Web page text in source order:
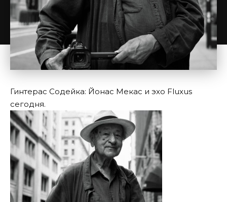
Гинтерас Содейка: Йонас Мекас и эхо Fluxus
сегодня.